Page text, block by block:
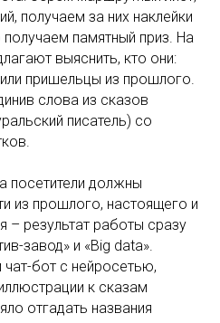
получаем за них наклейки
памятный приз. На
выяснить, кто они:
пришельцы из прошлого.
слова из сказов
писатель) со
посетители должны
из прошлого, настоящего и
– результат работы сразу
завод» и «Big data».
бот с нейросетью,
к сказам
отгадать названия